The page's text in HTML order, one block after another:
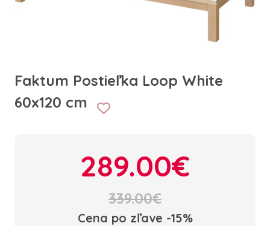
Faktum Postieľka Loop White
60x120 cm
289.00€
339.00€
Cena po zľave -15%